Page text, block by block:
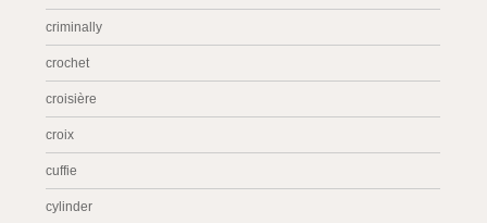
criminally
crochet
croisière
croix
cuffie
cylinder